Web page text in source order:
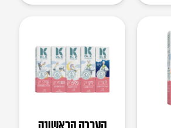
הערכה הראשונה